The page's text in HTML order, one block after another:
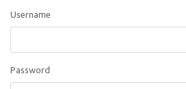
Username
Password